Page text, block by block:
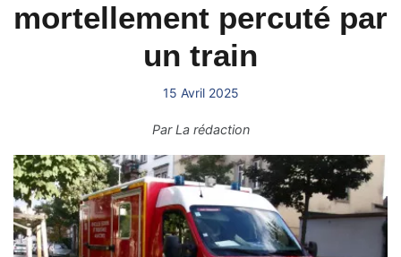
mortellement percuté par
un train
15 Avril 2025
ParLa rédaction